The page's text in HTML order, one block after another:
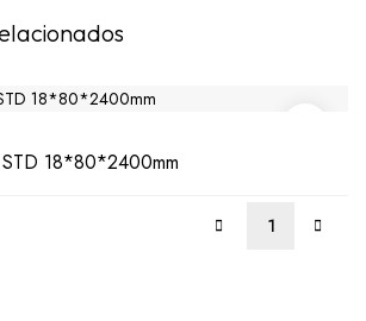
18*80*2400mm